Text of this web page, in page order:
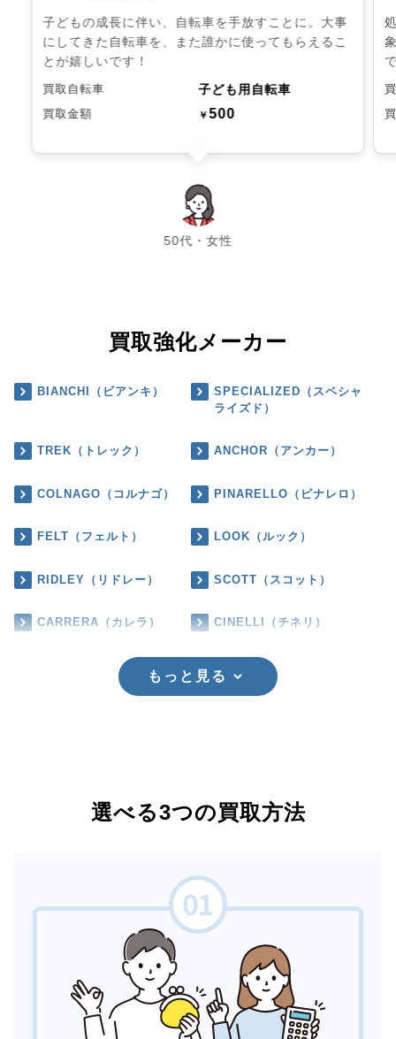
子どもの成長に伴い、自転車を手放すことに。大事
にしてきた自転車を、また誰かに使ってもらえるこ
とが嬉しいです！
買取自転車 子ども用自転車
買取金額 ￥500
50代・女性
chevron_left chevron_right
買取強化メーカー
BIANCHI（ビアンキ）
SPECIALIZED（スペシャ
ライズド）
TREK（トレック） ANCHOR（アンカー）
COLNAGO（コルナゴ） PINARELLO（ピナレロ）
FELT（フェルト） LOOK（ルック）
RIDLEY（リドレー） SCOTT（スコット）
CARRERA（カレラ） CINELLI（チネリ）
もっと見る
選べる3つの買取方法